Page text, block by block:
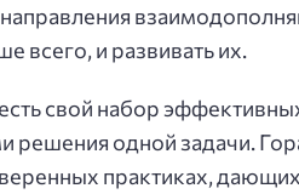
всего, и развивать их.
свой набор
решения одной задачи.
практиках,